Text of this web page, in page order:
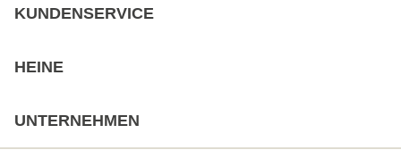
KUNDENSERVICE
HEINE
UNTERNEHMEN